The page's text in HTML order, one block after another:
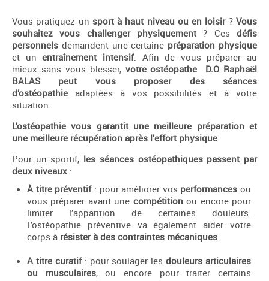
Vous pratiquez un sport à haut niveau ou en loisir?Vous
souhaitez vous challenger physiquement ? Ces défis
personnels demandent une certaine préparation physique
et un entraînement intensif. Afin de vous préparer au
mieux sans vous blesser, votre ostéopathe D.O Raphaël
BALAS peut vous proposer des séances
d’ostéopathie adaptées à vos possibilités et à votre
situation.
L’ostéopathie vous garantit une meilleure préparation et
une meilleure récupération après l’effort physique.
Pour un sportif, les séances ostéopathiques passent par
deux niveaux :
À titre préventif: pour améliorer vos performances ou
vous préparer avant une compétition ou encore pour
limiter l’apparition de certaines douleurs.
L’ostéopathie préventive va également aider votre
corps à résister à des contraintes mécaniques.
A titre curatif: pour soulager lesdouleurs articulaires
ou musculaires, ou encore pour traiter certains